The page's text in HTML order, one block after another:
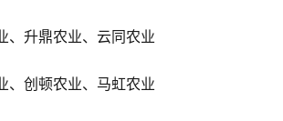
、升鼎农业、云同农业
、创顿农业、马虹农业